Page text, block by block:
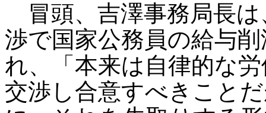
冒頭、吉澤事務局長は
渉で国家公務員の給与
れ、「本来は自律的な
交渉し合意すべきこと